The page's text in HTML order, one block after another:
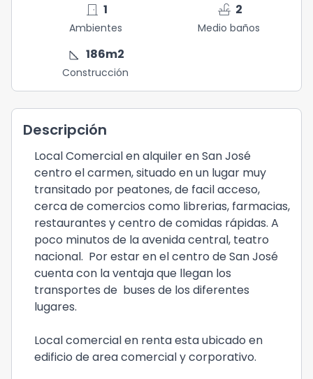
door_front 1
Ambientes
faucet 2
Medio baños
square_foot 186m2
Construcción
Descripción
Local Comercial en alquiler en San José
centro el carmen, situado en un lugar muy
transitado por peatones, de facil acceso,
cerca de comercios como librerias, farmacias,
restaurantes y centro de comidas rápidas. A
poco minutos de la avenida central, teatro
nacional. Por estar en el centro de San José
cuenta con la ventaja que llegan los
transportes de buses de los diferentes
lugares.
Local comercial en renta esta ubicado en
edificio de area comercial y corporativo.